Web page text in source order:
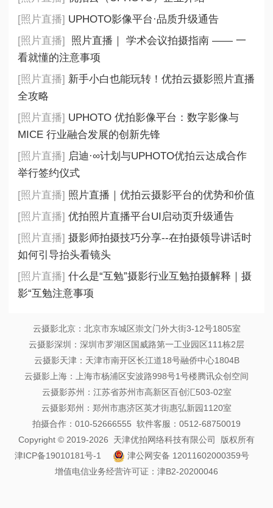
[照片直播] UPHOTO影像平台·品质升级通告
[照片直播]
照片直播｜ 学术会议拍摄指南 —— 一
看就懂的注意事项
[照片直播] 新手小白也能玩转！优拍云摄影照片直播
全攻略
[照片直播] UPHOTO 优拍影像平台：数字影像与
MICE 行业融合发展的创新先锋
[照片直播] 启迪·∞计划与UPHOTO优拍云达成合作
举行签约仪式
[照片直播] 照片直播｜优拍云摄影平台的优势和价值
[照片直播] 优拍照片直播平台UI启动页升级通告
[照片直播] 摄影师拍摄技巧分享--在拍摄领导讲话时
如何引导抬头看镜头
[照片直播] 什么是“互勉”摄影行业互勉拍摄解释｜摄
影“互勉注意事项
云摄影北京：北京市东城区崇文门外大街3-12号1805室
云摄影深圳：深圳市罗湖区国威路第一工业园区111栋2层
云摄影天津：天津市南开区长江道18号融侨中心1804B
云摄影上海：上海市杨浦区安波路998号1号楼腾讯众创空间
云摄影苏州：江苏省苏州市高新区百创汇503-02室
云摄影郑州：郑州市惠济区英才街惠弘新园1120室
拍摄合作：010-52666555 软件客服：0512-68750019
Copyright © 2019-2026 天津优拍网络科技有限公司 版权所有
津ICP备19010181号-1
津公网安备 12011602000359号
增值电信业务经营许可证：津B2-20200046